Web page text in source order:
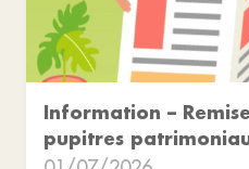
Information –
pupitres